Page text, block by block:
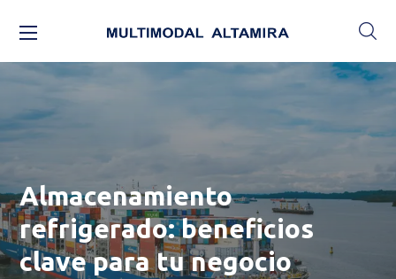
Almacenamiento
refrigerado: beneficios
clave para tu negocio